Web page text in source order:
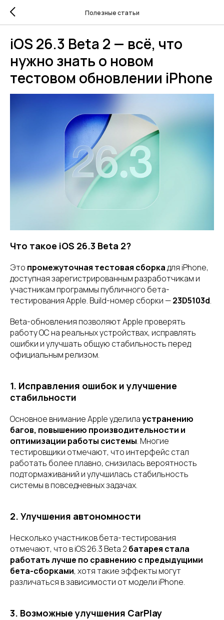
Полезные статьи
iOS 26.3 Beta 2 — всё, что
нужно знать о новом
тестовом обновлении iPhone
Что такое iOS 26.3 Beta 2?
Это промежуточная тестовая сборкадля iPhone,
доступная зарегистрированным разработчикам и
участникам программы публичного бета-
тестирования Apple. Build-номер сборки —23D5103d.
Beta-обновления позволяют Apple проверять
работу ОС на реальных устройствах, исправлять
ошибки и улучшать общую стабильность перед
официальным релизом.
1. Исправления ошибок и улучшение
стабильности
Основное внимание Apple уделилаустранению
багов, повышению производительности и
оптимизации работы системы. Многие
тестировщики отмечают, что интерфейс стал
работать более плавно, снизилась вероятность
подтормаживаний и улучшилась стабильность
системы в повседневных задачах.
2. Улучшения автономности
Несколько участников бета-тестирования
отмечают, что в iOS 26.3 Beta 2 батарея стала
работать лучше по сравнению с предыдущими
бета-сборками, хотя такие эффекты могут
различаться в зависимости от модели iPhone.
3. Возможные улучшения CarPlay